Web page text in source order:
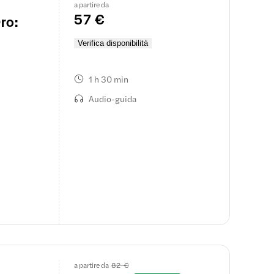
a partire da
57 €
Verifica disponibilità
1 h 30 min
Audio-guida
a partire da 82 €